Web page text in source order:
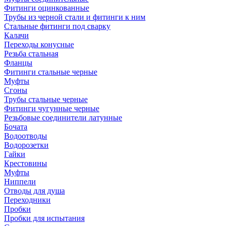
Фитинги оцинкованные
Трубы из черной стали и фитинги к ним
Стальные фитинги под сварку
Калачи
Переходы конусные
Резьба стальная
Фланцы
Фитинги стальные черные
Муфты
Сгоны
Трубы стальные черные
Фитинги чугунные черные
Резьбовые соединители латунные
Бочата
Водоотводы
Водорозетки
Гайки
Крестовины
Муфты
Ниппели
Отводы для душа
Переходники
Пробки
Пробки для испытания